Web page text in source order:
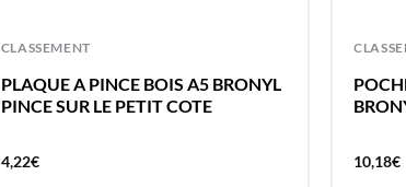
CLASSEMENT
PLAQUE A PINCE BOIS A5 BRONYL
PINCE SUR LE PETIT COTE
4,22€ 10,18€